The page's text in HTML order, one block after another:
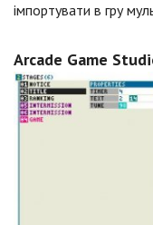
імпортувати в гру
Arcade Game